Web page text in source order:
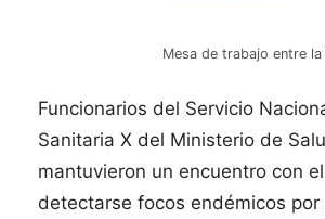
Mesa de trabajo entre
Funcionarios del Servicio
Sanitaria X del Ministerio de
mantuvieron un encuentro con
detectarse focos endémicos